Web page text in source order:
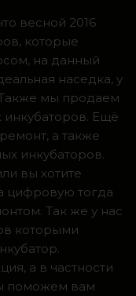
весной 2016
которые
на данный
наседка, у
Также мы продаем
Ещё
а также
инкубаторов.
вы хотите
цифровую тогда
Так же у нас
которыми
а в частности
поможем вам